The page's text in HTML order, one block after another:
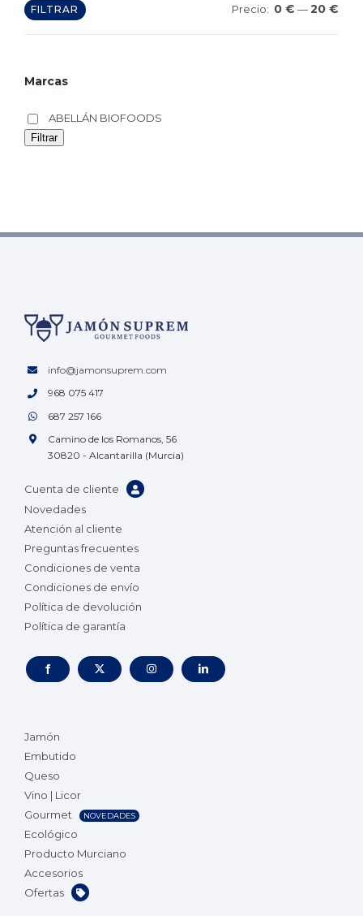
FILTRAR Precio: 0 € —20 €
Marcas
ABELLÁN BIOFOODS
Filtrar
info@jamonsuprem.com
968 075 417
687 257 166
Camino de los Romanos, 56
30820 - Alcantarilla (Murcia)
Cuenta de cliente
Novedades
Atención al cliente
Preguntas frecuentes
Condiciones de venta
Condiciones de envío
Política de devolución
Política de garantía
Jamón
Embutido
Queso
Vino | Licor
Gourmet
NOVEDADES
Ecológico
Producto Murciano
Accesorios
Ofertas